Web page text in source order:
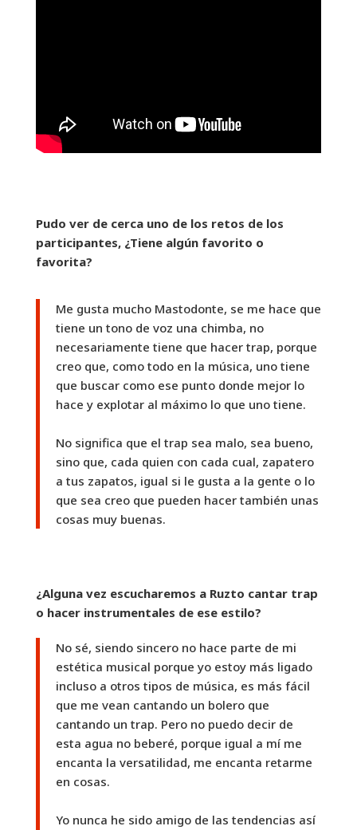
Pudo ver de cerca uno de los retos de los
participantes, ¿Tiene algún favorito o
favorita?
Me gusta mucho Mastodonte, se me hace que
tiene un tono de voz una chimba, no
necesariamente tiene que hacer trap, porque
creo que, como todo en la música, uno tiene
que buscar como ese punto donde mejor lo
hace y explotar al máximo lo que uno tiene.
No significa que el trap sea malo, sea bueno,
sino que, cada quien con cada cual, zapatero
a tus zapatos, igual si le gusta a la gente o lo
que sea creo que pueden hacer también unas
cosas muy buenas.
¿Alguna vez escucharemos a Ruzto cantar trap
o hacer instrumentales de ese estilo?
No sé, siendo sincero no hace parte de mi
estética musical porque yo estoy más ligado
incluso a otros tipos de música, es más fácil
que me vean cantando un bolero que
cantando un trap. Pero no puedo decir de
esta agua no beberé, porque igual a mí me
encanta la versatilidad, me encanta retarme
en cosas.
Yo nunca he sido amigo de las tendencias así